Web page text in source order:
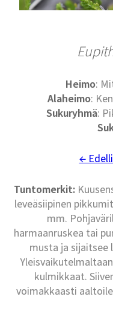
Heimo:
Alaheimo:
Sukuryhmä:
←
Tuntomerkit:
leveäsiipinen
mm.
harmaanruskea tai
musta ja sijaitsee
kulmikkaat.
voimakkaasti